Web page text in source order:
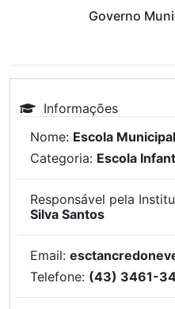
Governo
Informações
Nome: Escola
Categoria: Escola
Responsável pela
Silva Santos
Email:
Telefone: (43) 3461-